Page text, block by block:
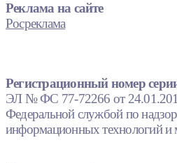
Реклама на сайте
Росреклама
Регистрационный номер
ЭЛ № ФС 77-72266 от
Федеральной службой по
информационных технологий и